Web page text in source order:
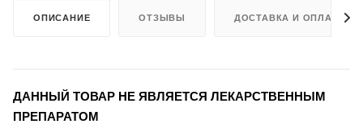
ОПИСАНИЕ ОТЗЫВЫ ДОСТАВКА И ОПЛАТА
ДАННЫЙ ТОВАР НЕ ЯВЛЯЕТСЯ ЛЕКАРСТВЕННЫМ
ПРЕПАРАТОМ